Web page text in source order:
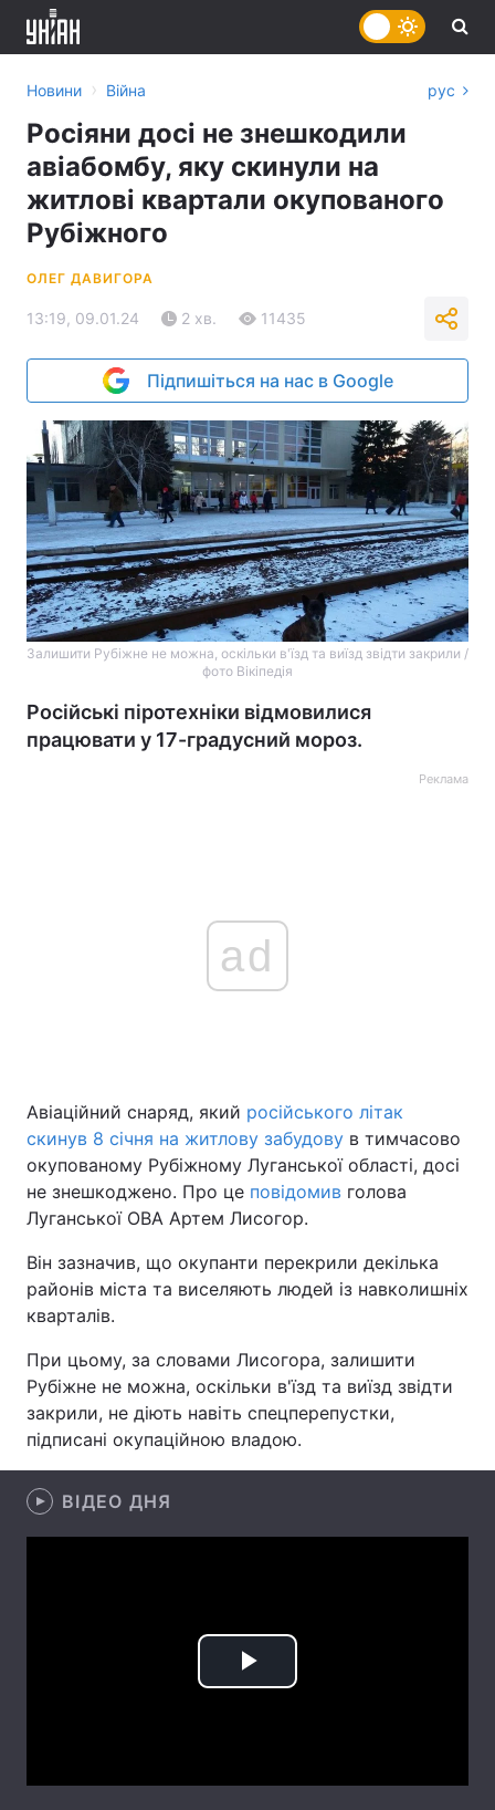
Україна Політика
Світ
Спорт Наука
Техно і зв'язок
Зброя
Здоров'я Туризм
Цікавинки Погода
Екологія Регіони
Думки
Вакансії
Послуги
Новини › Війна рус
Росіяни досі не знешкодили
авіабомбу, яку скинули на
житлові квартали окупованого
Рубіжного
ОЛЕГ ДАВИГОРА
13:19, 09.01.24 2 хв. 11435
Підпишіться на нас в Google
Залишити Рубіжне не можна, оскільки в'їзд та виїзд звідти закрили /
фото Вікіпедія
Російські піротехніки відмовилися
працювати у 17-градусний мороз.
Реклама
ad
Авіаційний снаряд, який російського літак
скинув 8 січня на житлову забудову в тимчасово
окупованому Рубіжному Луганської області, досі
не знешкоджено. Про це повідомив голова
Луганської ОВА Артем Лисогор.
Він зазначив, що окупанти перекрили декілька
районів міста та виселяють людей із навколишніх
кварталів.
При цьому, за словами Лисогора, залишити
Рубіжне не можна, оскільки в'їзд та виїзд звідти
закрили, не діють навіть спецперепустки,
підписані окупаційною владою.
ВІДЕО ДНЯ
Play